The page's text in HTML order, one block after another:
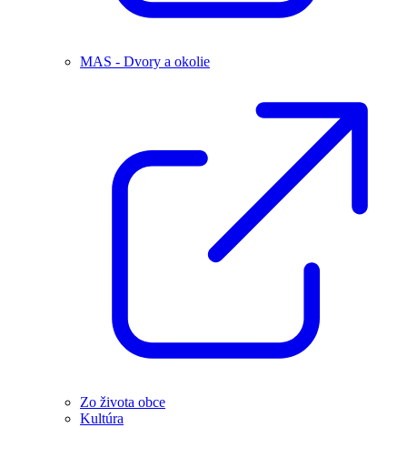
MAS - Dvory a okolie
Zo života obce
Kultúra